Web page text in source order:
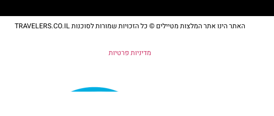
האתר הינו אתר המלצות מטיילים © כל הזכויות שמורות לסוכנות TRAVELERS.CO.IL
מדיניות פרטיות